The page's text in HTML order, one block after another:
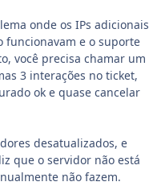
onde os IPs adicionais
funcionavam e o suporte
você precisa chamar um
3 interações no ticket,
ok e quase cancelar
desatualizados, e
que o servidor não está
não fazem.